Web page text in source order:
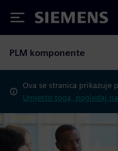
Siemens
PLM komponente
Ova se stranica prikazuje
Umjesto toga, pogledaj